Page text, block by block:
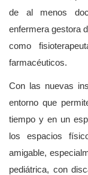
de al menos
enfermera gestora
como
farmacéuticos.
Con las nuevas
entorno que
tiempo y en un
los espacios
amigable,
pediátrica, con